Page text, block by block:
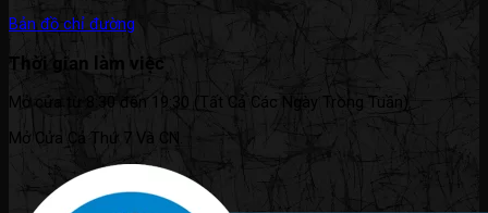
Bản đồ chỉ đường
Thời gian làm việc
Mở cửa từ 8:30 đến 19:30 (Tất Cả Các Ngày Trong Tuần).
Mở Cửa Cả Thứ 7 Và CN.